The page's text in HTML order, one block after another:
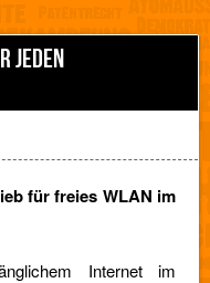
JEDEN
für freies WLAN im
Internet im